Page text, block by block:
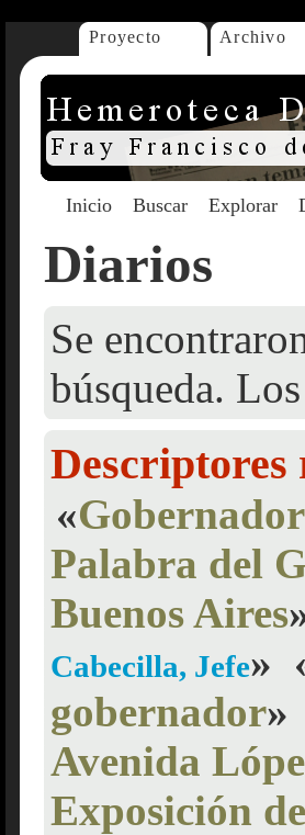
Proyecto Archivo
Inicio Buscar Explorar
Diarios
Se
búsqueda.
Descriptores
«Gobernador
Palabra del
Buenos Aires
Cabecilla, Jefe»
gobernador»
Avenida
Exposición